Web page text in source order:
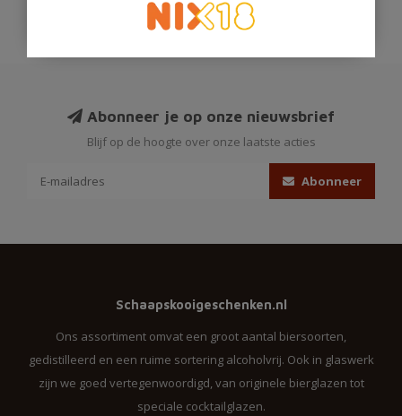
Abonneer je op onze nieuwsbrief
Blijf op de hoogte over onze laatste acties
Abonneer
Schaapskooigeschenken.nl
Ons assortiment omvat een groot aantal biersoorten,
gedistilleerd en een ruime sortering alcoholvrij. Ook in glaswerk
zijn we goed vertegenwoordigd, van originele bierglazen tot
speciale cocktailglazen.